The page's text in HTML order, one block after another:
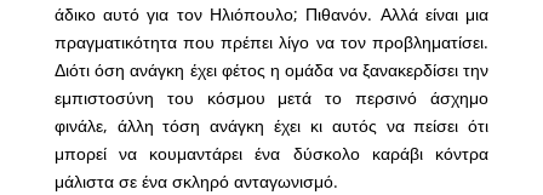
άδικο αυτό για τον Ηλιόπουλο; Πιθανόν. Αλλά είναι μια
πραγματικότητα που πρέπει λίγο να τον προβληματίσει.
Διότι όση ανάγκη έχει φέτος η ομάδα να ξανακερδίσει την
εμπιστοσύνη του κόσμου μετά το περσινό άσχημο
φινάλε, άλλη τόση ανάγκη έχει κι αυτός να πείσει ότι
μπορεί να κουμαντάρει ένα δύσκολο καράβι κόντρα
μάλιστα σε ένα σκληρό ανταγωνισμό.